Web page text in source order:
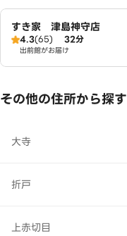
すき家 津島神守店
4.3(65) 32分
出前館がお届け
その他の住所から探す
大寺
折戸
上赤切目